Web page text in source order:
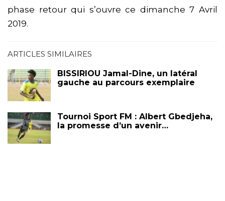
phase retour qui s’ouvre ce dimanche 7 Avril
2019.
ARTICLES SIMILAIRES
BISSIRIOU Jamal-Dine, un latéral
gauche au parcours exemplaire
Tournoi Sport FM : Albert Gbedjeha,
la promesse d’un avenir…